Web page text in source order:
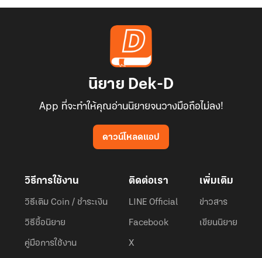
นิยาย Dek-D
App ที่จะทำให้คุณอ่านนิยายจนวางมือถือไม่ลง!
ดาวน์โหลดแอป
วิธีการใช้งาน
วิธีเติม Coin / ชำระเงิน
วิธีซื้อนิยาย
คู่มือการใช้งาน
ติดต่อเรา
LINE Official
Facebook
X
เพิ่มเติม
ข่าวสาร
เขียนนิยาย